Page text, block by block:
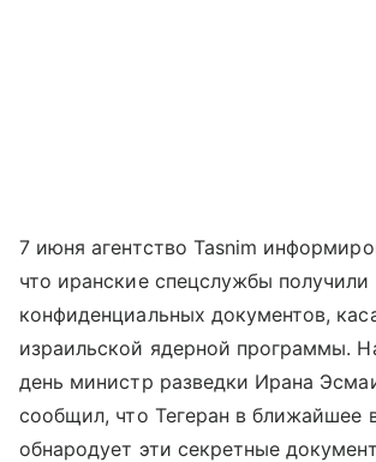
7 июня агентство Tasnim
что иранские спецслужбы получили
конфиденциальных документов,
израильской ядерной программы.
день министр разведки Ирана
сообщил, что Тегеран в ближайшее
обнародует эти секретные